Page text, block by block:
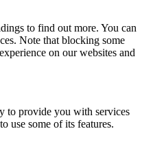
to find out more. You can
Note that blocking some
on our websites and
to provide you with services
use some of its features.